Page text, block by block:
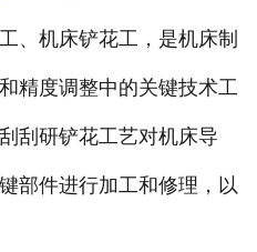
、机床铲花工，是机床制
精度调整中的关键技术工
刮研铲花工艺对机床导
部件进行加工和修理，以